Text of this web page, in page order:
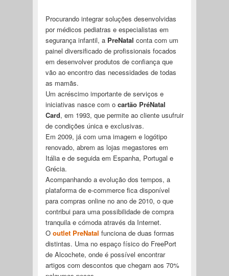
Procurando integrar soluções desenvolvidas
por médicos pediatras e especialistas em
segurança infantil, aPreNatal conta com um
painel diversificado de profissionais focados
em desenvolver produtos de confiança que
vão ao encontro das necessidades de todas
as mamãs.
Um acréscimo importante de serviços e
iniciativas nasce com o cartão PréNatal
Card, em 1993, que permite ao cliente usufruir
de condições única e exclusivas.
Em 2009, já com uma imagem e logótipo
renovado, abrem as lojas megastores em
Itália e de seguida em Espanha, Portugal e
Grécia.
Acompanhando a evolução dos tempos, a
plataforma de e-commerce fica disponível
para compras online no ano de 2010, o que
contribui para uma possibilidade de compra
tranquila e cómoda através da Internet.
O outlet PreNatal funciona de duas formas
distintas. Uma no espaço físico do FreePort
de Alcochete, onde é possível encontrar
artigos com descontos que chegam aos 70%